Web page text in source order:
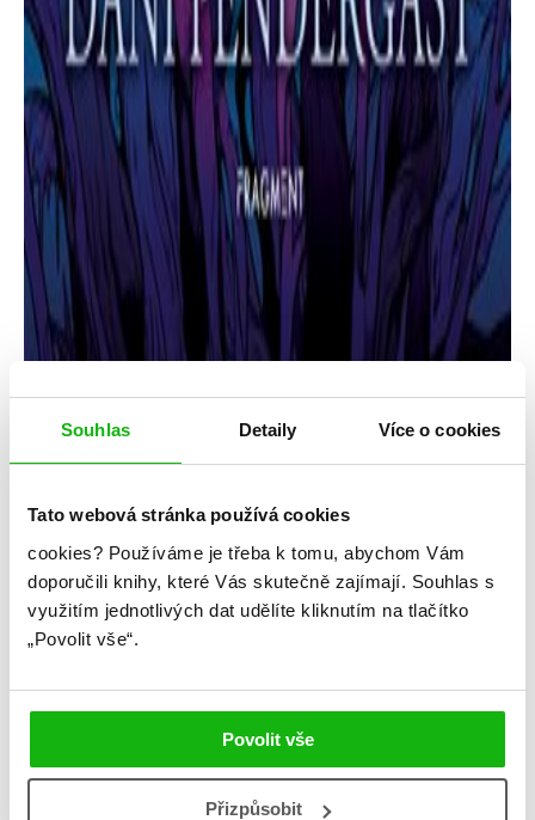
Souhlas Detaily Více o cookies
Tato webová stránka používá cookies
cookies? Používáme je třeba k tomu, abychom Vám
doporučili knihy, které Vás skutečně zajímají. Souhlas s
využitím jednotlivých dat udělíte kliknutím na tlačítko
„Povolit vše“.
Povolit vše
Přizpůsobit
Žánr: Komiks
Leigh Bardugo
Temnyjova minulost v komiksovém zpracování.
Prequel bestsellerové série Griša.